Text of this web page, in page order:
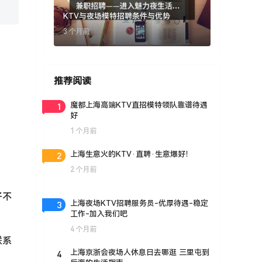
不
系
KTV与夜场模特招聘条件与优势
3 个月前
推荐阅读
1
魔都上海高端KTV直招模特领队靠谱待遇
好
1 个月前
2 上海生意火的KTV·直聘·生意爆好！
2 个月前
3
上海夜场KTV招聘服务员-优厚待遇-稳定
工作-加入我们吧
4 个月前
4
上海京浙会夜场人休息日去哪逛 三里屯到